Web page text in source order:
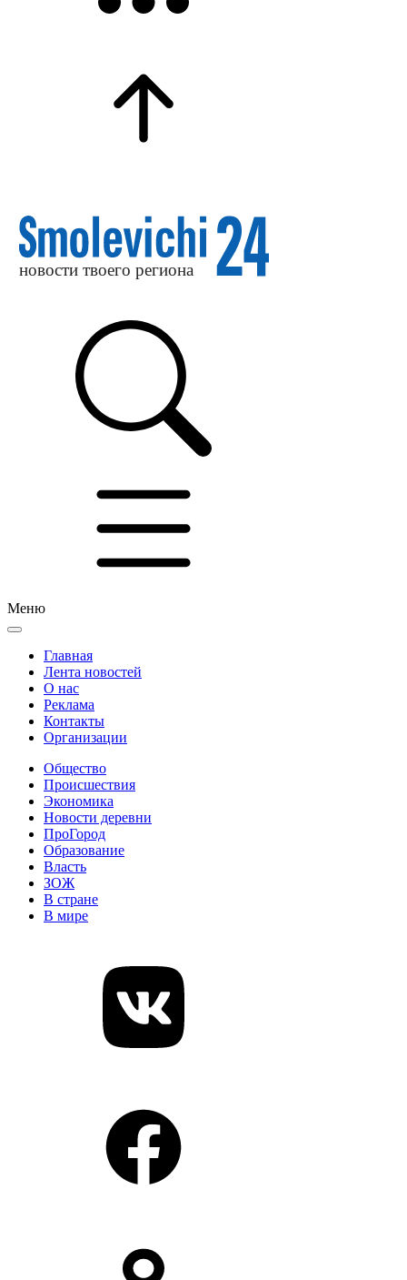
Меню
Главная
Лента новостей
О нас
Реклама
Контакты
Организации
Общество
Происшествия
Экономика
Новости деревни
ПроГород
Образование
Власть
ЗОЖ
В стране
В мире